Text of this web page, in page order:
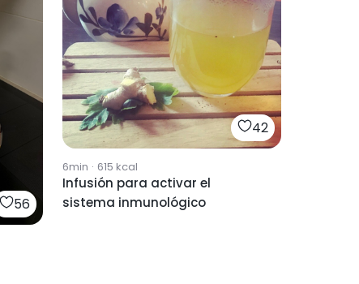
56
42
6min · 615 kcal
Infusión para activar el
sistema inmunológico